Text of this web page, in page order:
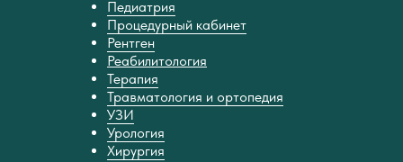
Педиатрия
Процедурный кабинет
Рентген
Реабилитология
Терапия
Травматология и ортопедия
УЗИ
Урология
Хирургия